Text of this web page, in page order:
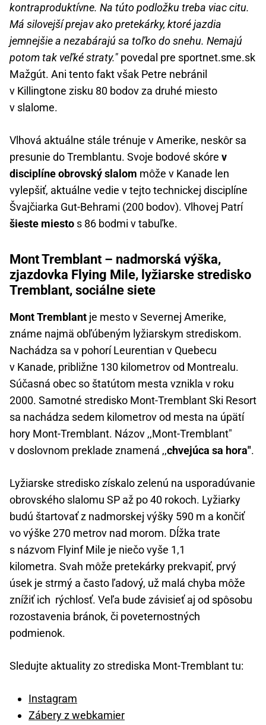
kontraproduktívne. Na túto podložku treba viac citu.
Má silovejší prejav ako pretekárky, ktoré jazdia
jemnejšie a nezabárajú sa toľko do snehu. Nemajú
potom tak veľké straty." povedal pre sportnet.sme.sk
Mažgút. Ani tento fakt však Petre nebránil
v Killingtone zisku 80 bodov za druhé miesto
v slalome.
Vlhová aktuálne stále trénuje v Amerike, neskôr sa
presunie do Tremblantu. Svoje bodové skóre v
disciplíne obrovský slalom môže v Kanade len
vylepšiť, aktuálne vedie v tejto technickej disciplíne
Švajčiarka Gut-Behrami (200 bodov). Vlhovej Patrí
šieste miesto s 86 bodmi v tabuľke.
Mont Tremblant – nadmorská výška,
zjazdovka Flying Mile, lyžiarske stredisko
Tremblant, sociálne siete
Mont Tremblant je mesto v Severnej Amerike,
známe najmä obľúbeným lyžiarskym strediskom.
Nachádza sa v pohorí Leurentian v Quebecu
v Kanade, približne 130 kilometrov od Montrealu.
Súčasná obec so štatútom mesta vznikla v roku
2000. Samotné stredisko Mont-Tremblant Ski Resort
sa nachádza sedem kilometrov od mesta na úpätí
hory Mont-Tremblant. Názov ,,Mont-Tremblant"
v doslovnom preklade znamená ,,chvejúca sa hora".
Lyžiarske stredisko získalo zelenú na usporadúvanie
obrovského slalomu SP až po 40 rokoch. Lyžiarky
budú štartovať z nadmorskej výšky 590 m a končiť
vo výške 270 metrov nad morom. Dĺžka trate
s názvom Flyinf Mile je niečo vyše 1,1
kilometra. Svah môže pretekárky prekvapiť, prvý
úsek je strmý a často ľadový, už malá chyba môže
znížiť ich rýchlosť. Veľa bude závisieť aj od spôsobu
rozostavenia bránok, či poveternostných
podmienok.
Sledujte aktuality zo strediska Mont-Tremblant tu:
Instagram
Zábery z webkamier